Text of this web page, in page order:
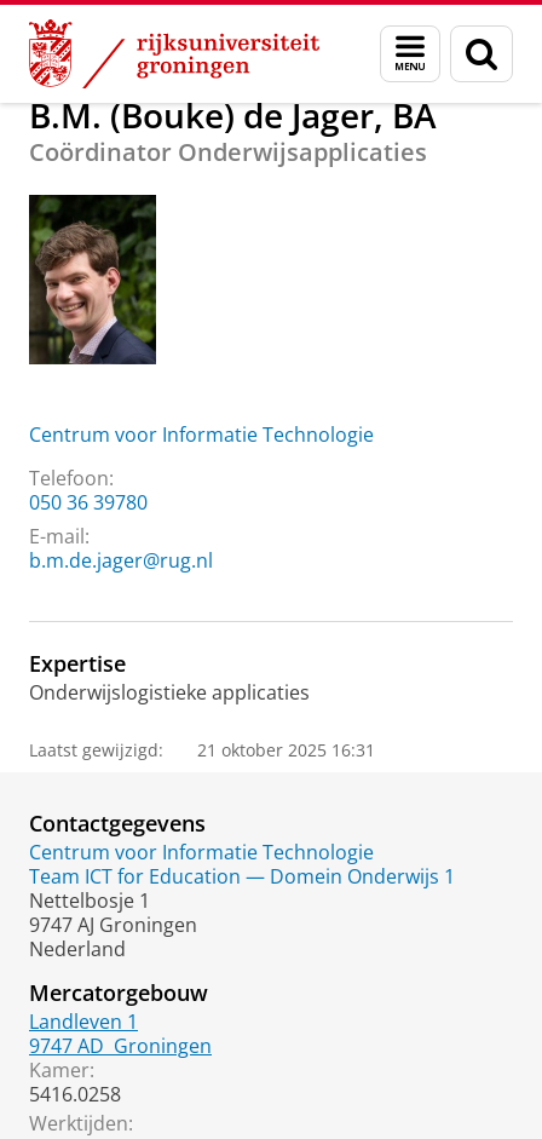
Skip
Content
Skip
Navigation
Menu
en
zoeken
Over ons B.M. (Bouke) de Jager, BA
B.M. (Bouke) de Jager, BA
Coördinator Onderwijsapplicaties
Centrum voor Informatie Technologie
Telefoon:
050 36 39780
E-mail:
b.m.de.jager@rug.nl
Expertise
Onderwijslogistieke applicaties
Laatst gewijzigd: 21 oktober 2025 16:31
Contactgegevens
Centrum voor Informatie Technologie
Team ICT for Education — Domein Onderwijs 1
Nettelbosje 1
9747 AJ Groningen
Nederland
Mercatorgebouw
Landleven 1
9747 AD Groningen
Kamer:
5416.0258
Werktijden: